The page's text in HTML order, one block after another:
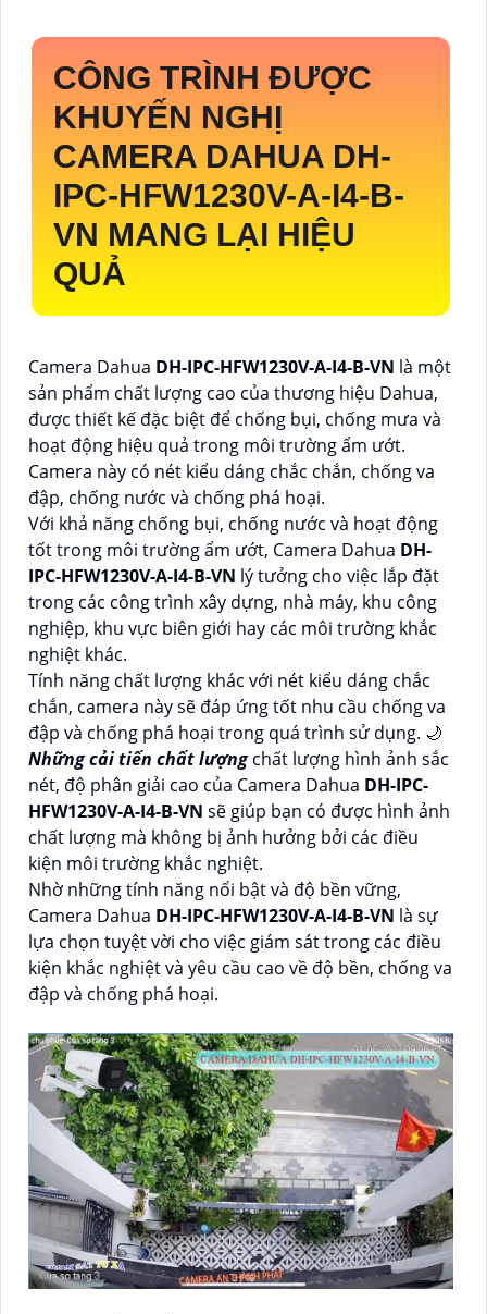
CÔNG TRÌNH ĐƯỢC
KHUYẾN NGHỊ
CAMERA DAHUA DH-
IPC-HFW1230V-A-I4-B-
VN MANG LẠI HIỆU
QUẢ
Camera Dahua DH-IPC-HFW1230V-A-I4-B-VN là một
sản phẩm chất lượng cao của thương hiệu Dahua,
được thiết kế đặc biệt để chống bụi, chống mưa và
hoạt động hiệu quả trong môi trường ẩm ướt.
Camera này có nét kiểu dáng chắc chắn, chống va
đập, chống nước và chống phá hoại.
Với khả năng chống bụi, chống nước và hoạt động
tốt trong môi trường ẩm ướt, Camera Dahua DH-
IPC-HFW1230V-A-I4-B-VN lý tưởng cho việc lắp đặt
trong các công trình xây dựng, nhà máy, khu công
nghiệp, khu vực biên giới hay các môi trường khắc
nghiệt khác.
Tính năng chất lượng khác với nét kiểu dáng chắc
chắn, camera này sẽ đáp ứng tốt nhu cầu chống va
đập và chống phá hoại trong quá trình sử dụng. 🌙
Những cải tiến chất lượngchất lượng hình ảnh sắc
nét, độ phân giải cao của Camera Dahua DH-IPC-
HFW1230V-A-I4-B-VN sẽ giúp bạn có được hình ảnh
chất lượng mà không bị ảnh hưởng bởi các điều
kiện môi trường khắc nghiệt.
Nhờ những tính năng nổi bật và độ bền vững,
Camera Dahua DH-IPC-HFW1230V-A-I4-B-VN là sự
lựa chọn tuyệt vời cho việc giám sát trong các điều
kiện khắc nghiệt và yêu cầu cao về độ bền, chống va
đập và chống phá hoại.